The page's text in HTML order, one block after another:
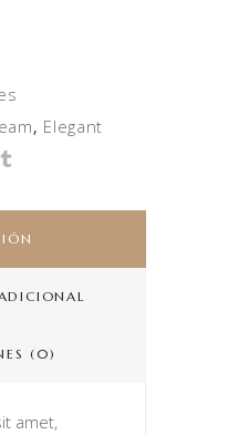
, Elegant
(0)
amet,